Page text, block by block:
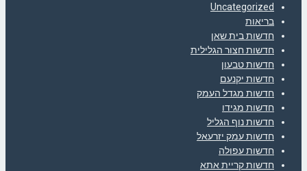
Uncategorized
בריאות
חדשות בית שאן
חדשות חצור הגלילית
חדשות טבעון
חדשות יקנעם
חדשות מגדל העמק
חדשות מגידו
חדשות נוף הגליל
חדשות עמק יזרעאל
חדשות עפולה
חדשות קריית אתא